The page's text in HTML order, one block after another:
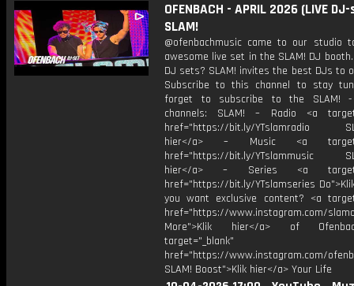
OFENBACH - APRIL 2026 (LIVE
SLAM!
@ofenbachmusic came to our studio
awesome live set in the SLAM! DJ
DJ sets? SLAM! invites the best DJs to
Subscribe to this channel to stay
forget to subscribe to the SLAM! -
channels: SLAM! – Radio <a
href="https://bit.ly/YTslamradio
hier</a> – Music <a
href="https://bit.ly/YTslammusic
hier</a> – Series <a
href="https://bit.ly/YTslamseries
you want exclusive content? <a
href="https://www.instagram.com/
More">Klik hier</a> of
target="_blank"
href="https://www.instagram.com/
SLAM! Boost">Klik hier</a> Your Life